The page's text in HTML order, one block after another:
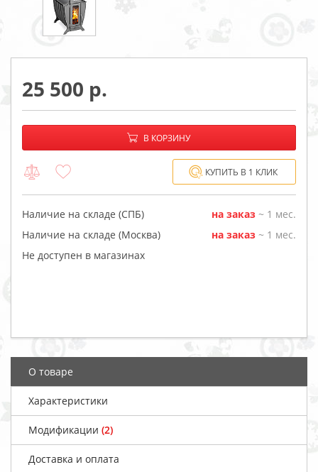
25 500
−
В КОРЗИНУ
КУПИТЬ В 1 КЛИК
Наличие на складе (СПБ) на заказ ~ 1 мес.
Наличие на складе (Москва)
на заказ ~ 1 мес.
Не доступен в магазинах
О товаре
Характеристики
Модификации (2)
Доставка и оплата